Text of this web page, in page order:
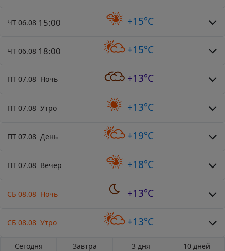
ЧТ 06.08 15:00 +15°C
ЧТ 06.08 18:00 +15°C
ПТ 07.08 Ночь +13°C
ПТ 07.08 Утро +13°C
ПТ 07.08 День +19°C
ПТ 07.08 Вечер +18°C
СБ 08.08 Ночь +13°C
СБ 08.08 Утро +13°C
Сегодня Завтра 3 дня 10 дней